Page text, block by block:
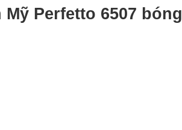
Perfetto 6507 bóng